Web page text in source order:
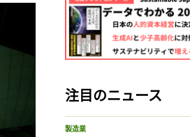
注目のニュース
製造業